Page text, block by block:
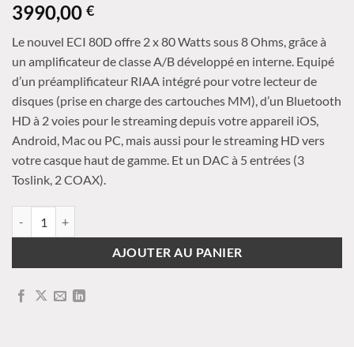
3990,00 €
Le nouvel ECI 80D offre 2 x 80 Watts sous 8 Ohms, grâce à
un amplificateur de classe A/B développé en interne. Equipé
d’un préamplificateur RIAA intégré pour votre lecteur de
disques (prise en charge des cartouches MM), d’un Bluetooth
HD à 2 voies pour le streaming depuis votre appareil iOS,
Android, Mac ou PC, mais aussi pour le streaming HD vers
votre casque haut de gamme. Et un DAC à 5 entrées (3
Toslink, 2 COAX).
AJOUTER AU PANIER